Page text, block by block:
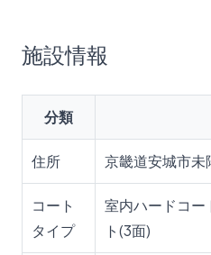
施設情報
分類
住所 京畿道安城市
コート
タイプ
室内ハードコー
ト(3面)